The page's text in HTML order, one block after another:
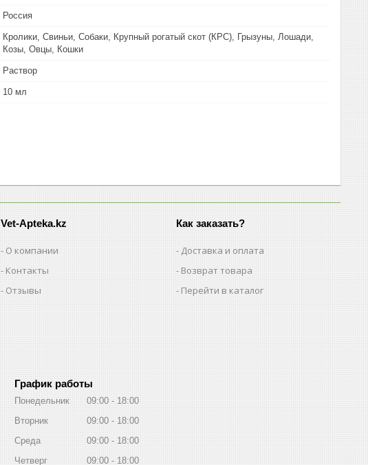
Россия
Кролики, Свиньи, Собаки, Крупный рогатый скот (КРС), Грызуны, Лошади,
Козы, Овцы, Кошки
Раствор
10 мл
Vet-Apteka.kz
О компании
Контакты
Отзывы
Как заказать?
Доставка и оплата
Возврат товара
Перейти в каталог
График работы
Понедельник 09:00
18:00
Вторник
09:00
18:00
Среда
09:00
18:00
Четверг
09:00 18:00